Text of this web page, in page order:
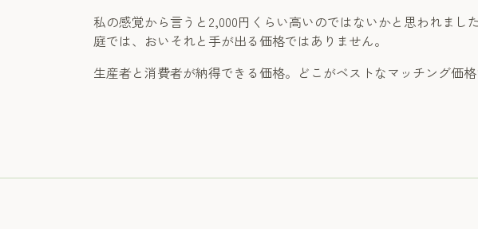
私の感覚から言うと2,000円くらい高いのではないかと思われま
庭では、おいそれと手が出る価格ではありません。
生産者と消費者が納得できる価格。どこがベストなマッチング価